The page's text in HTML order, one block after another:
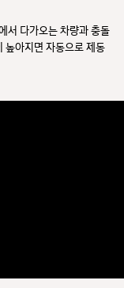
서 다가오는 차량과 충돌
높아지면 자동으로 제동